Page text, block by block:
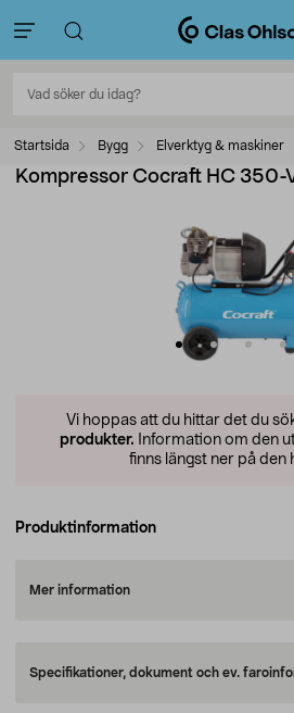
Startsida Bygg Elverktyg & maskiner
Kompressor Cocraft HC 350-
Vi hoppas att du hittar det du
produkter. Information om den
finns längst ner på den
Produktinformation
Mer information
Specifikationer, dokument och ev.